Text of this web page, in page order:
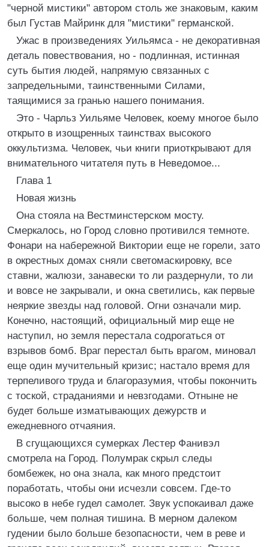
"черной мистики" автором столь же знаковым, каким
был Густав Майринк для "мистики" германской.
Ужас в произведениях Уильямса - не декоративная
деталь повествования, но - подлинная, истинная
суть бытия людей, напрямую связанных с
запредельными, таинственными Силами,
таящимися за гранью нашего понимания.
Это - Чарльз Уильяме Человек, коему многое было
открыто в изощренных таинствах высокого
оккультизма. Человек, чьи книги приоткрывают для
внимательного читателя путь в Неведомое...
Глава 1
Новая жизнь
Она стояла на Вестминстерском мосту.
Смеркалось, но Город словно противился темноте.
Фонари на набережной Виктории еще не горели, зато
в окрестных домах сняли светомаскировку, все
ставни, жалюзи, занавески то ли раздернули, то ли
и вовсе не закрывали, и окна светились, как первые
неяркие звезды над головой. Огни означали мир.
Конечно, настоящий, официальный мир еще не
наступил, но земля перестала содрогаться от
взрывов бомб. Враг перестал быть врагом, миновал
еще один мучительный кризис; настало время для
терпеливого труда и благоразумия, чтобы покончить
с тоской, страданиями и невзгодами. Отныне не
будет больше изматывающих дежурств и
ежедневного отчаяния.
В сгущающихся сумерках Лестер Фанивэл
смотрела на Город. Полумрак скрыл следы
бомбежек, но она знала, как много предстоит
поработать, чтобы они исчезли совсем. Где-то
высоко в небе гудел самолет. Звук успокаивал даже
больше, чем полная тишина. В мерном далеком
гудении было больше безопасности, чем в реве и